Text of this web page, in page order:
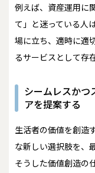
例えば、資産運用に
て」と迷っている人
場に立ち、適時に適
るサービスとして存
シームレスかつ
アを提案する
生活者の価値を創造
な新しい選択肢を、
そうした価値創造の